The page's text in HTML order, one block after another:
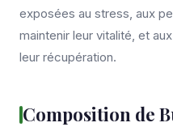
exposées au stress, aux
maintenir leur vitalité, et
leur récupération.
Composition de